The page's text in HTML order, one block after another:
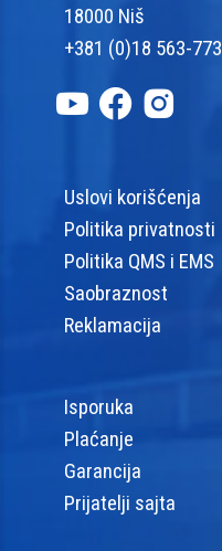
18000 Niš
+381 (0)18 563-773
Uslovi korišćenja
Politika privatnosti
Politika QMS i EMS
Saobraznost
Reklamacija
Isporuka
Plaćanje
Garancija
Prijatelji sajta